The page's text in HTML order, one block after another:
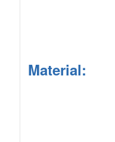
Material: